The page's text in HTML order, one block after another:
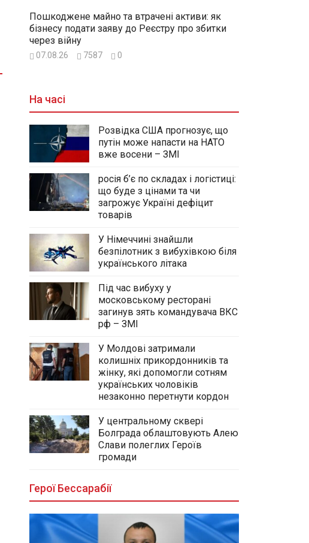
Пошкоджене майно та втрачені активи: як
бізнесу подати заяву до Реєстру про збитки
через війну
07.08.26 7587 0
На часі
Розвідка США прогнозує, що
путін може напасти на НАТО
вже восени – ЗМІ
росія б’є по складах і логістиці:
що буде з цінами та чи
загрожує Україні дефіцит
товарів
У Німеччині знайшли
безпілотник з вибухівкою біля
українського літака
Під час вибуху у
московському ресторані
загинув зять командувача ВКС
рф – ЗМІ
У Молдові затримали
колишніх прикордонників та
жінку, які допомогли сотням
українських чоловіків
незаконно перетнути кордон
У центральному сквері
Болграда облаштовують Алею
Слави полеглих Героїв
громади
Герої Бессарабії